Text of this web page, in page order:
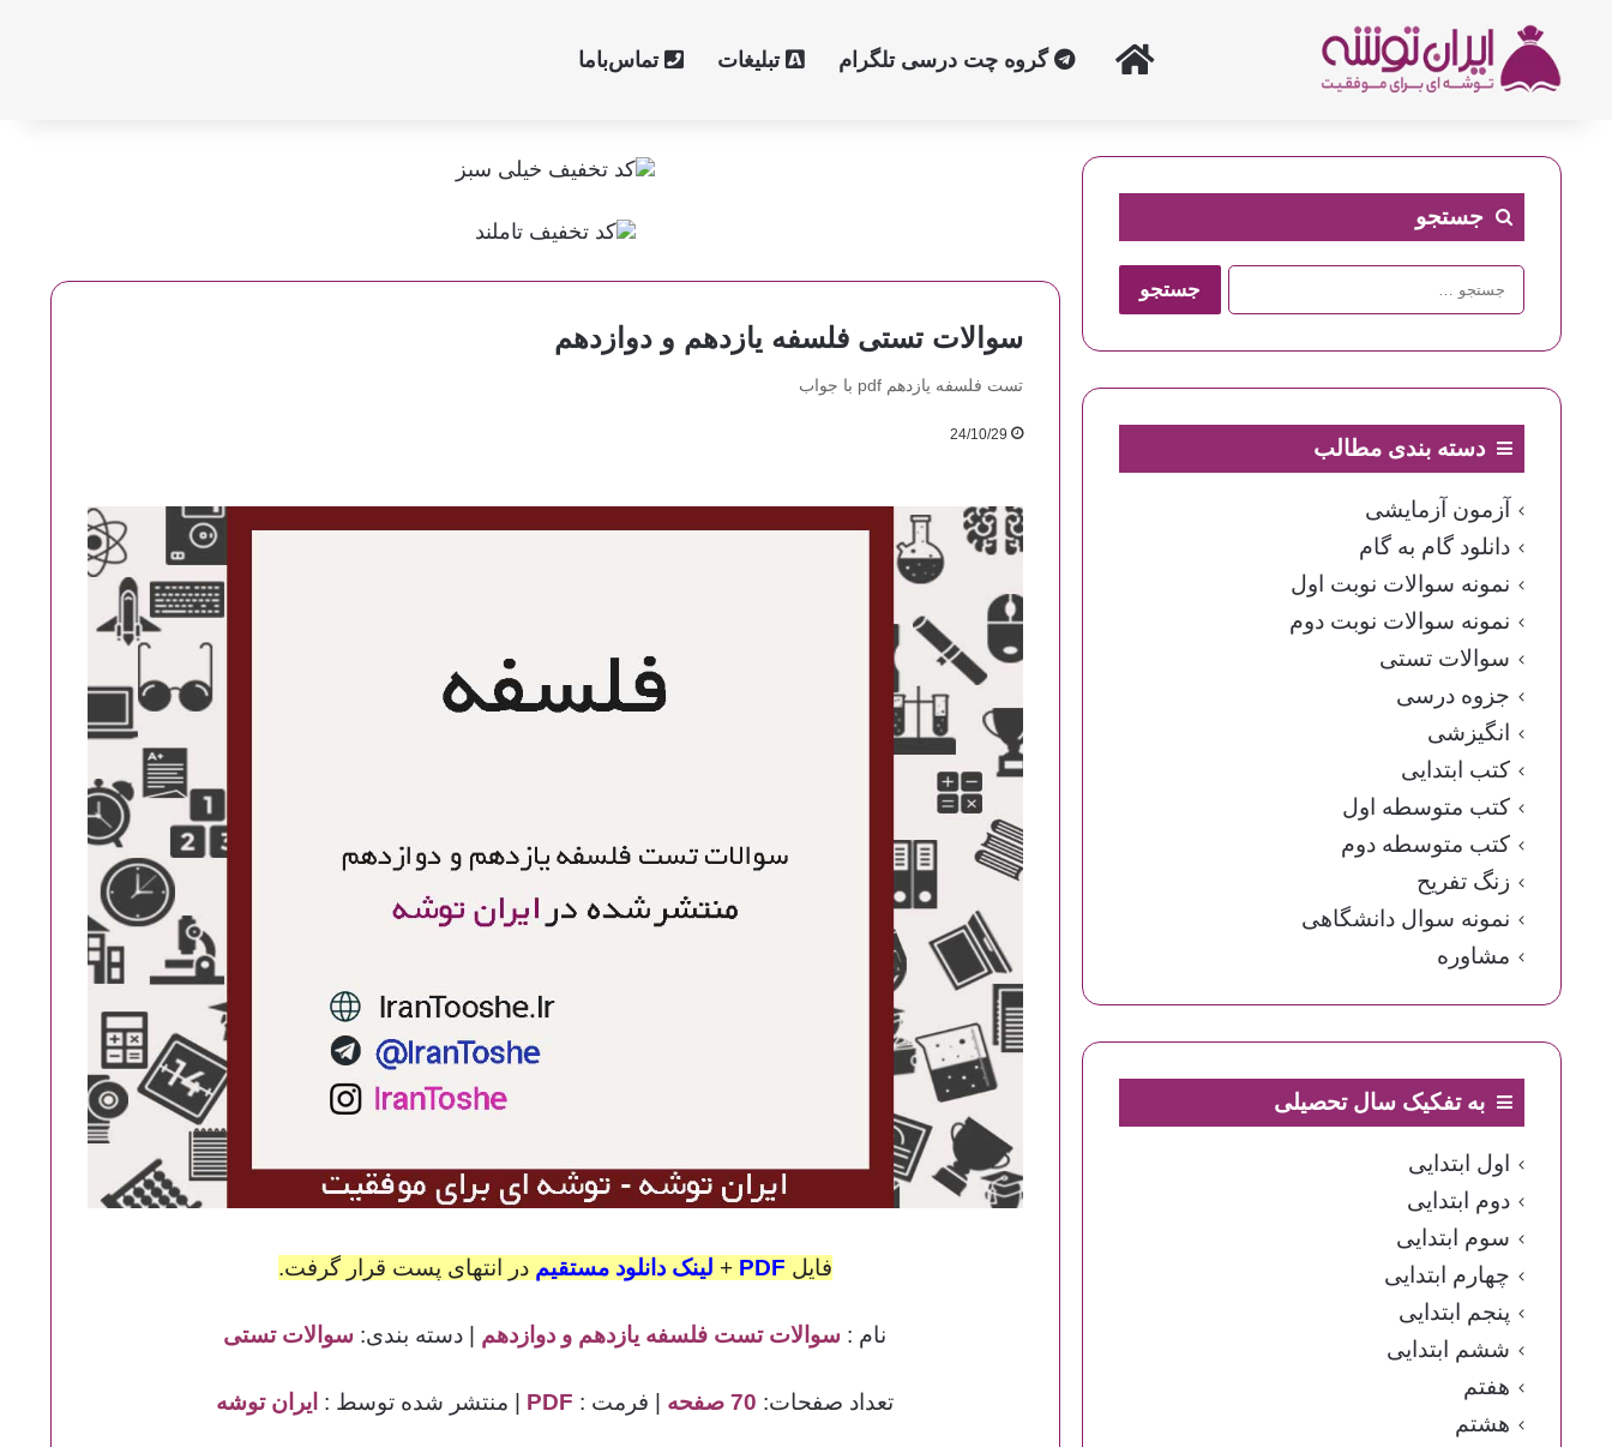
خانه گروه چت درسی تلگرام تبلیغات تماس‌با‌ما
سوالات تستی فلسفه یازدهم و دوازدهم
تست فلسفه یازدهم pdf با جواب
24/10/29
فایل PDF
+ لینک دانلود مستقیم در انتهای پست قرار گرفت.
نام : سوالات تست فلسفه یازدهم و دوازدهم | دسته بندی: سوالات تستی
تعداد صفحات: 70 صفحه | فرمت : | منتشر شده توسط : ایران توشه
جستجو
جستجو
برای:
دسته بندی مطالب
آزمون آزمایشی
دانلود گام به گام
نمونه سوالات نوبت اول
نمونه سوالات نوبت دوم
سوالات تستی
جزوه درسی
انگیزشی
کتب ابتدایی
کتب متوسطه اول
کتب متوسطه دوم
زنگ تفریح
نمونه سوال دانشگاهی
مشاوره
به تفکیک سال تحصیلی
اول ابتدایی
دوم ابتدایی
سوم ابتدایی
چهارم ابتدایی
پنجم ابتدایی
ششم ابتدایی
هفتم
هشتم